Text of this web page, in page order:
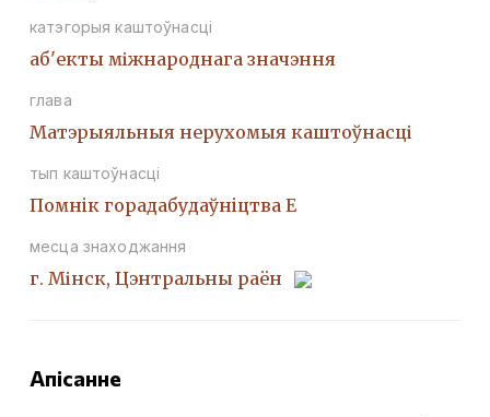
катэгорыя каштоўнасці
аб'екты міжнароднага значэння
глава
Матэрыяльныя нерухомыя каштоўнасці
тып каштоўнасці
Помнiк горадабудаўнiцтва Е
месца знаходжання
г. Мінск, Цэнтральны раён
Апісанне